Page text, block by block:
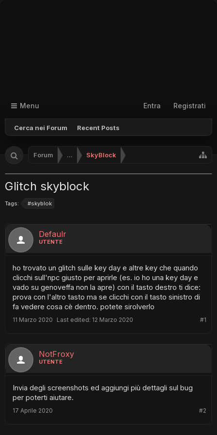
Menu
Cerca nei Forum Recent Posts
Entra Registrati
Forum ... SkyBlock
Glitch skyblock
Tags: #skyblok
Defaulr
UTENTE
ho trovato un glitch sulle key day e altre key che quando
clicchi sull'npc giusto per aprirle (es. io ho una key day e
vado su genoveffa non la apre) con il tasto destro ti dice:
prova con l'altro tasto ma se clicchi con il tasto sinistro di
fa vedere cosa cè dentro. potete sirolverlo
#1
11 Marzo 2020 Last edited: 12 Marzo 2020
NotFroxy
UTENTE
Invia degli screenshots ed aggiungi più dettagli sul bug
per poterti aiutare.
#2
17 Aprile 2020